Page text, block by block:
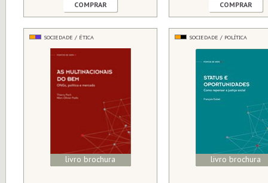
COMPRAR COMPRAR
SOCIEDADE / ÉTICA
livro brochura
SOCIEDADE / POLÍTICA
livro brochura